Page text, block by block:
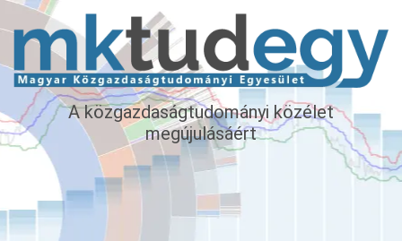
A közgazdaságtudományi közélet
megújulásáért